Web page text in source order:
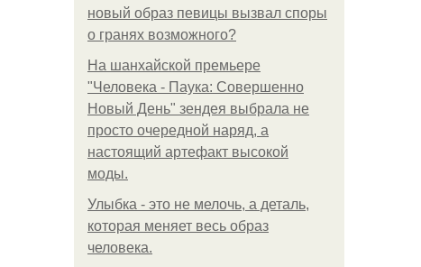
новый образ певицы вызвал споры
о гранях возможного?
На шанхайской премьере
"Человека - Паука: Совершенно
Новый День" зендея выбрала не
просто очередной наряд, а
настоящий артефакт высокой
моды.
Улыбка - это не мелочь, а деталь,
которая меняет весь образ
человека.